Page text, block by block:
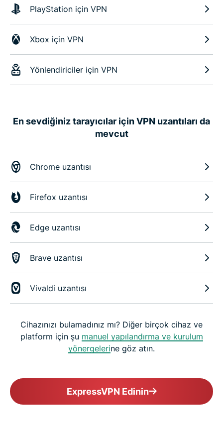
PlayStation için VPN
Xbox için VPN
Yönlendiriciler için VPN
En sevdiğiniz tarayıcılar için VPN uzantıları da
mevcut
Chrome uzantısı
Firefox uzantısı
Edge uzantısı
Brave uzantısı
Vivaldi uzantısı
Cihazınızı bulamadınız mı? Diğer birçok cihaz ve
platform için şu manuel yapılandırma ve kurulum
yönergelerine göz atın.
ExpressVPN Edinin